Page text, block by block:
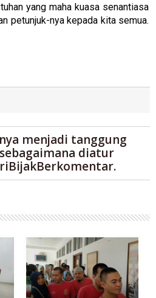
yang maha kuasa senantiasa
petunjuk-nya kepada kita semua.
menjadi tanggung
diatur